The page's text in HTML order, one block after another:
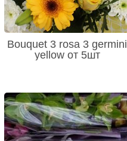
Bouquet 3 rosa 3 germini
yellow от 5шт